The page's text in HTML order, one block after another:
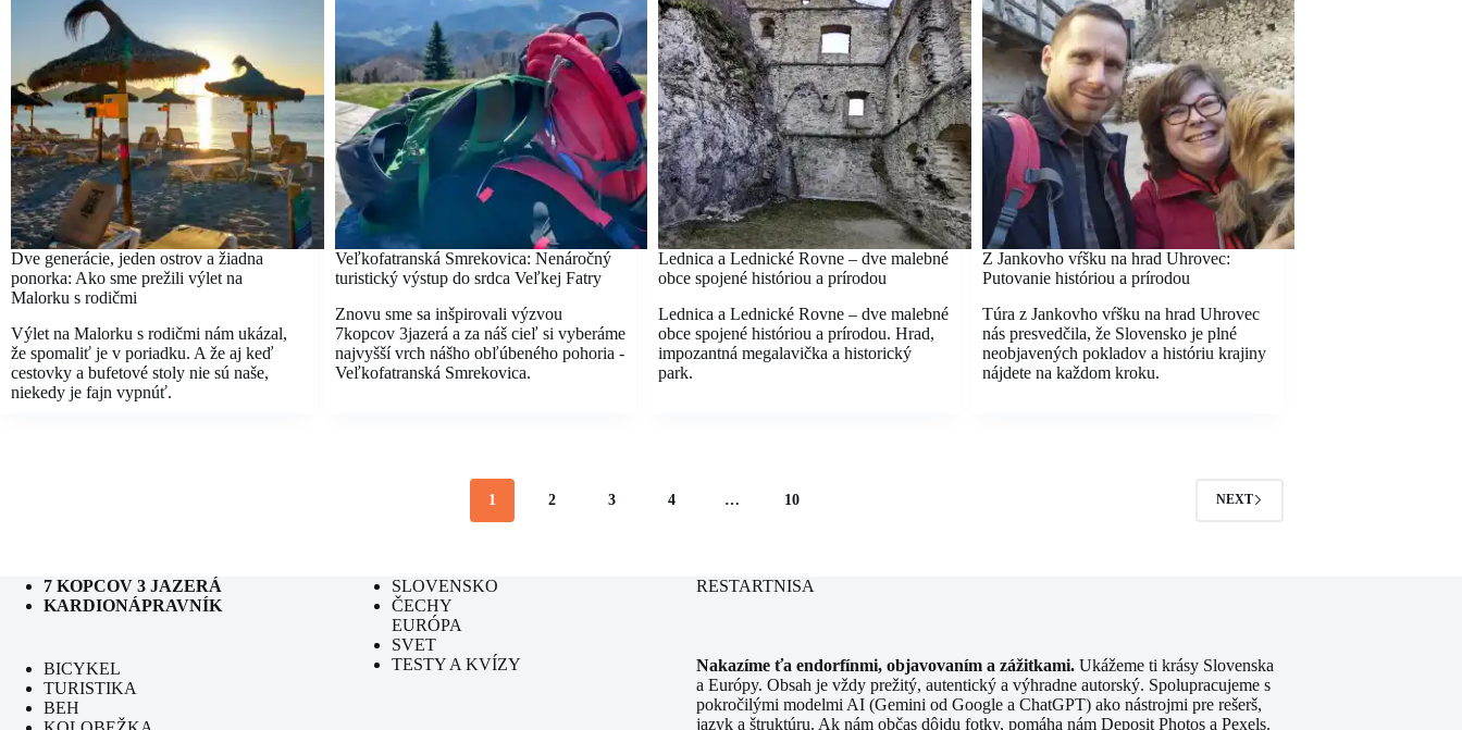
Dve generácie, jeden ostrov a žiadna
ponorka: Ako sme prežili výlet na
Malorku s rodičmi
Výlet na Malorku s rodičmi nám ukázal,
že spomaliť je v poriadku. A že aj keď
cestovky a bufetové stoly nie sú naše,
niekedy je fajn vypnúť.
Veľkofatranská Smrekovica: Nenáročný
turistický výstup do srdca Veľkej Fatry
Znovu sme sa inšpirovali výzvou
7kopcov 3jazerá a za náš cieľ si vyberáme
najvyšší vrch nášho obľúbeného pohoria -
Veľkofatranská Smrekovica.
Lednica a Lednické Rovne – dve malebné
obce spojené históriou a prírodou
Lednica a Lednické Rovne – dve malebné
obce spojené históriou a prírodou. Hrad,
impozantná megalavička a historický
park.
Z Jankovho vŕšku na hrad Uhrovec:
Putovanie históriou a prírodou
Túra z Jankovho vŕšku na hrad Uhrovec
nás presvedčila, že Slovensko je plné
neobjavených pokladov a históriu krajiny
nájdete na každom kroku.
1 2 3 4 … 10 NEXT
7 KOPCOV 3 JAZERÁ
KARDIONÁPRAVNÍK
BICYKEL
TURISTIKA
BEH
SLOVENSKO
ČECHY
EURÓPA
SVET
TESTY A KVÍZY
RESTARTNISA
Nakazíme ťa endorfínmi, objavovaním a zážitkami. Ukážeme ti krásy Slovenska
a Európy. Obsah je vždy prežitý, autentický a výhradne autorský. Spolupracujeme s
pokročilými modelmi AI (Gemini od Google a ChatGPT) ako nástrojmi pre rešerš,
jazyk a štruktúru. Ak nám občas dôjdu fotky, pomáha nám Deposit Photos a Pexels.